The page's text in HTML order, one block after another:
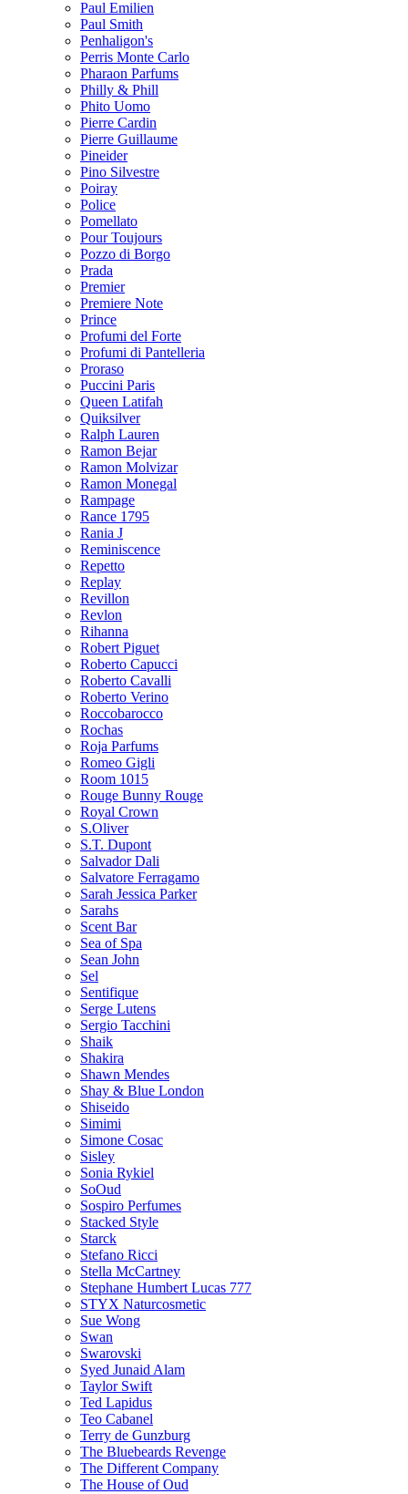
Paul Emilien
Paul Smith
Penhaligon's
Perris Monte Carlo
Pharaon Parfums
Philly & Phill
Phito Uomo
Pierre Cardin
Pierre Guillaume
Pineider
Pino Silvestre
Poiray
Police
Pomellato
Pour Toujours
Pozzo di Borgo
Prada
Premier
Premiere Note
Prince
Profumi del Forte
Profumi di Pantelleria
Proraso
Puccini Paris
Queen Latifah
Quiksilver
Ralph Lauren
Ramon Bejar
Ramon Molvizar
Ramon Monegal
Rampage
Rance 1795
Rania J
Reminiscence
Repetto
Replay
Revillon
Revlon
Rihanna
Robert Piguet
Roberto Capucci
Roberto Cavalli
Roberto Verino
Roccobarocco
Rochas
Roja Parfums
Romeo Gigli
Room 1015
Rouge Bunny Rouge
Royal Crown
S.Oliver
S.T. Dupont
Salvador Dali
Salvatore Ferragamo
Sarah Jessica Parker
Sarahs
Scent Bar
Sea of Spa
Sean John
Sel
Sentifique
Serge Lutens
Sergio Tacchini
Shaik
Shakira
Shawn Mendes
Shay & Blue London
Shiseido
Simimi
Simone Cosac
Sisley
Sonia Rykiel
SoOud
Sospiro Perfumes
Stacked Style
Starck
Stefano Ricci
Stella McCartney
Stephane Humbert Lucas 777
STYX Naturсosmetic
Sue Wong
Swan
Swarovski
Syed Junaid Alam
Taylor Swift
Ted Lapidus
Teo Cabanel
Terry de Gunzburg
The Bluebeards Revenge
The Different Company
The House of Oud